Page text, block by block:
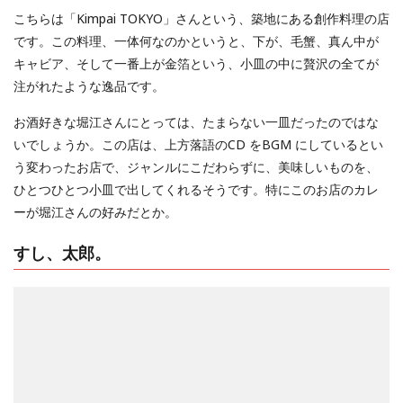
こちらは「Kimpai TOKYO」さんという、築地にある創作料理の店
です。この料理、一体何なのかというと、下が、毛蟹、真ん中が
キャビア、そして一番上が金箔という、小皿の中に贅沢の全てが
注がれたような逸品です。
お酒好きな堀江さんにとっては、たまらない一皿だったのではな
いでしょうか。この店は、上方落語のCD をBGM にしているとい
う変わったお店で、ジャンルにこだわらずに、美味しいものを、
ひとつひとつ小皿で出してくれるそうです。特にこのお店のカレ
ーが堀江さんの好みだとか。
すし、太郎。